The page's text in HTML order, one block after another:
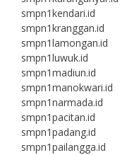
smpn1kendari.id
smpn1kranggan.id
smpn1lamongan.id
smpn1luwuk.id
smpn1madiun.id
smpn1manokwari.id
smpn1narmada.id
smpn1pacitan.id
smpn1padang.id
smpn1pailangga.id